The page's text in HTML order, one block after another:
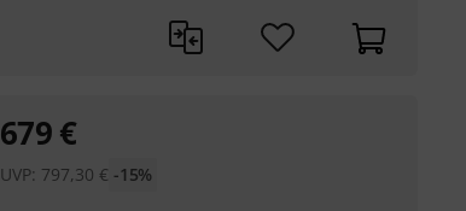
679 €
UVP: 797,30 € -15%